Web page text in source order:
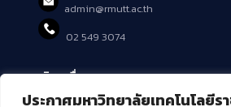
ประกาศมหาวิทยาลัยเทคโนโลยี
admin@rmutt.ac.th
02 549 3074
บริการอื่นๆ ของ สวส.